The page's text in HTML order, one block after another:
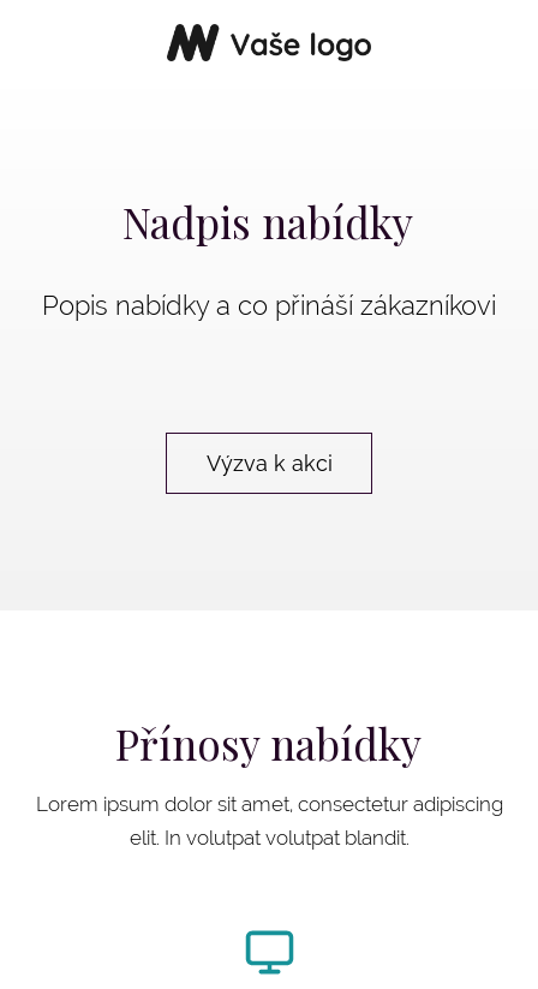
Nadpis nabídky
Popis nabídky a co přináší zákazníkovi
Výzva k akci
Přínosy nabídky
Lorem ipsum dolor sit amet, consectetur adipiscing
elit. In volutpat volutpat blandit.